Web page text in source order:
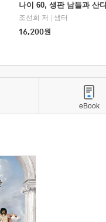
나이 60, 생판 남들과 산
조선희 저
샘터
16,200원
eBook